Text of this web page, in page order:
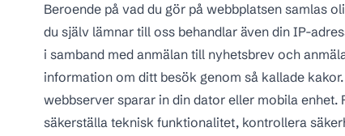
Beroende på vad du gör på webbplatsen samlas
du själv lämnar till oss behandlar även din IP-
i samband med anmälan till nyhetsbrev och
information om ditt besök genom så kallade
webbserver sparar in din dator eller mobila
säkerställa teknisk funktionalitet, kontrollera